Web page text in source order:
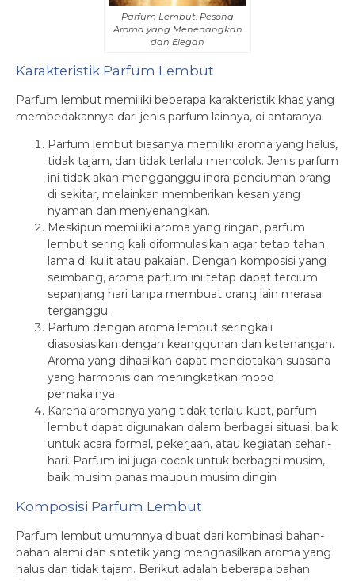
Parfum Lembut: Pesona
Aroma yang Menenangkan
dan Elegan
Karakteristik Parfum Lembut
Parfum lembut memiliki beberapa karakteristik khas yang
membedakannya dari jenis parfum lainnya, di antaranya:
Parfum lembut biasanya memiliki aroma yang halus,
tidak tajam, dan tidak terlalu mencolok. Jenis parfum
ini tidak akan mengganggu indra penciuman orang
di sekitar, melainkan memberikan kesan yang
nyaman dan menyenangkan.
Meskipun memiliki aroma yang ringan, parfum
lembut sering kali diformulasikan agar tetap tahan
lama di kulit atau pakaian. Dengan komposisi yang
seimbang, aroma parfum ini tetap dapat tercium
sepanjang hari tanpa membuat orang lain merasa
terganggu.
Parfum dengan aroma lembut seringkali
diasosiasikan dengan keanggunan dan ketenangan.
Aroma yang dihasilkan dapat menciptakan suasana
yang harmonis dan meningkatkan mood
pemakainya.
Karena aromanya yang tidak terlalu kuat, parfum
lembut dapat digunakan dalam berbagai situasi, baik
untuk acara formal, pekerjaan, atau kegiatan sehari-
hari. Parfum ini juga cocok untuk berbagai musim,
baik musim panas maupun musim dingin
Komposisi Parfum Lembut
Parfum lembut umumnya dibuat dari kombinasi bahan-
bahan alami dan sintetik yang menghasilkan aroma yang
halus dan tidak tajam. Berikut adalah beberapa bahan